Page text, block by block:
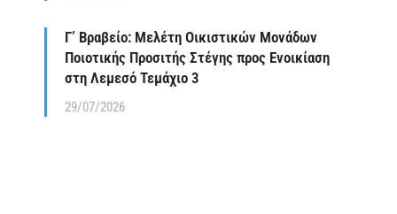
Γ’ Βραβείο: Μελέτη Οικιστικών Μονάδων
Ποιοτικής Προσιτής Στέγης προς Ενοικίαση
στη Λεμεσό Τεμάχιο 3
29/07/2026